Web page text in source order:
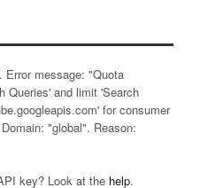
Error message: "Quota
Queries' and limit 'Search
for consumer
"global". Reason:
key? Look at the help.